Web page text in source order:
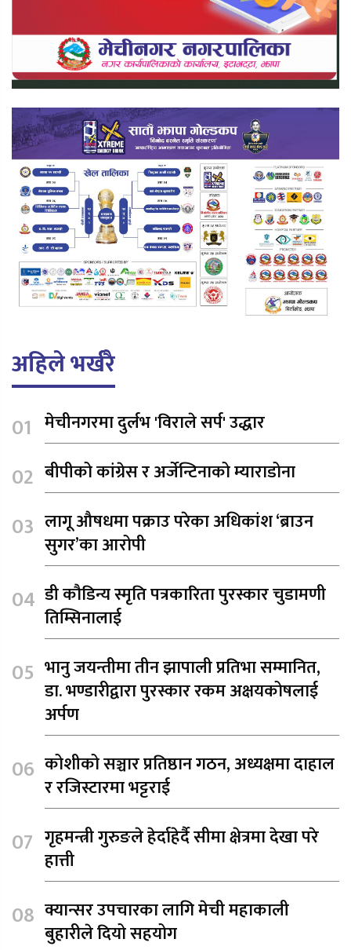
अहिले भर्खरै
मेचीनगरमा दुर्लभ 'विराले सर्प' उद्धार
बीपीको कांग्रेस र अर्जेन्टिनाको म्याराडोना
लागू औषधमा पक्राउ परेका अधिकांश ‘ब्राउन
सुगर’का आरोपी
डी कौडिन्य स्मृति पत्रकारिता पुरस्कार चुडामणी
तिम्सिनालाई
भानु जयन्तीमा तीन झापाली प्रतिभा सम्मानित,
डा. भण्डारीद्वारा पुरस्कार रकम अक्षयकोषलाई
अर्पण
कोशीको सञ्चार प्रतिष्ठान गठन, अध्यक्षमा दाहाल
र रजिस्टारमा भट्टराई
गृहमन्त्री गुरुङले हेर्दाहेर्दै सीमा क्षेत्रमा देखा परे
हात्ती
क्यान्सर उपचारका लागि मेची महाकाली
बुहारीले दियो सहयोग